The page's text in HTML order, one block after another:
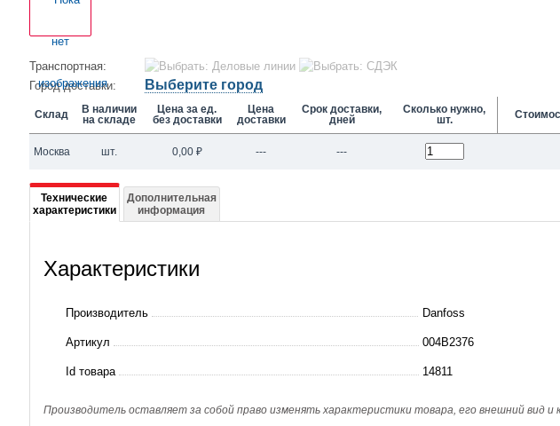
Транспортная:
Город доставки:
Выберите город
Склад
В наличии
на складе
Цена за ед.
без доставки
Цена
доставки
Срок доставки,
дней
Сколько нужно,
шт.
Москва шт. 0,00 ₽ --- ---
Подробная
информация
004B2376
X051-
P-
Технические
характеристики
Дополнительная
информация
Характеристики
Производитель Danfoss
Артикул 004B2376
Id товара 14811
Производитель оставляет за собой право изменять характеристики товара, его внешний вид